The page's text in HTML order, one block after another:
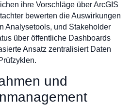
ihre Vorschläge über ArcGIS
bewerten die Auswirkungen
Analysetools, und Stakeholder
über öffentliche Dashboards
Ansatz zentralisiert Daten
und